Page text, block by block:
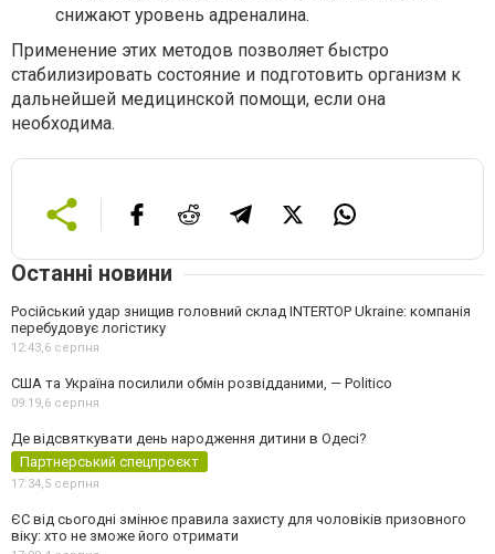
снижают уровень адреналина.
Применение этих методов позволяет быстро
стабилизировать состояние и подготовить организм к
дальнейшей медицинской помощи, если она
необходима.
Останні новини
Російський удар знищив головний склад INTERTOP Ukraine: компанія
перебудовує логістику
12:43,6 серпня
США та Україна посилили обмін розвідданими, — Politico
09:19,6 серпня
Де відсвяткувати день народження дитини в Одесі?
Партнерський спецпроєкт
17:34,5 серпня
ЄС від сьогодні змінює правила захисту для чоловіків призовного
віку: хто не зможе його отримати